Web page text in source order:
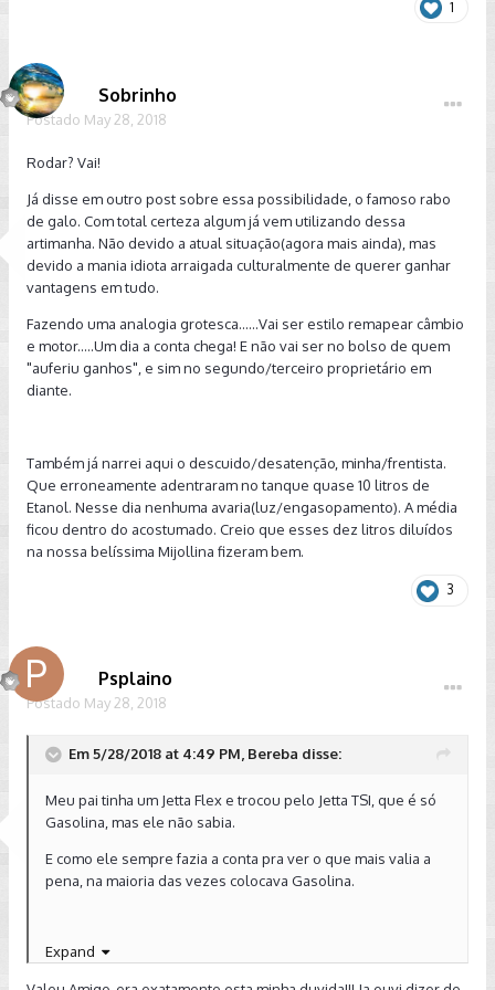
De repente em uma emergencia, sera que a injeção
eletronica ficaria maluca ou funcionaria sem problemas?
1
Sobrinho
Postado May 28, 2018
Rodar? Vai!
Já disse em outro post sobre essa possibilidade, o famoso rabo
de galo. Com total certeza algum já vem utilizando dessa
artimanha. Não devido a atual situação(agora mais ainda), mas
devido a mania idiota arraigada culturalmente de querer ganhar
vantagens em tudo.
Fazendo uma analogia grotesca......Vai ser estilo remapear câmbio
e motor.....Um dia a conta chega! E não vai ser no bolso de quem
"auferiu ganhos", e sim no segundo/terceiro proprietário em
diante.
Também já narrei aqui o descuido/desatenção, minha/frentista.
Que erroneamente adentraram no tanque quase 10 litros de
Etanol. Nesse dia nenhuma avaria(luz/engasopamento). A média
ficou dentro do acostumado. Creio que esses dez litros diluídos
na nossa belíssima Mijollina fizeram bem.
3
Psplaino
Postado May 28, 2018
Em 5/28/2018 at 4:49 PM, Bereba disse:
Meu pai tinha um Jetta Flex e trocou pelo Jetta TSI, que é só
Gasolina, mas ele não sabia.
E como ele sempre fazia a conta pra ver o que mais valia a
pena, na maioria das vezes colocava Gasolina.
Expand